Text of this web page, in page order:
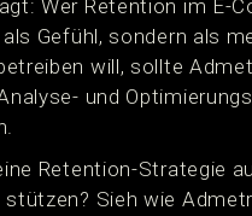
Wer Retention im E-
Gefühl, sondern als
will, sollte
und
Retention-Strategie
stützen? Sieh wie